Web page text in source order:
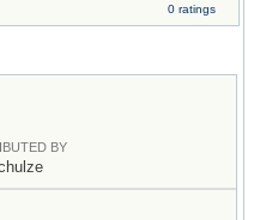
0 ratings
BY